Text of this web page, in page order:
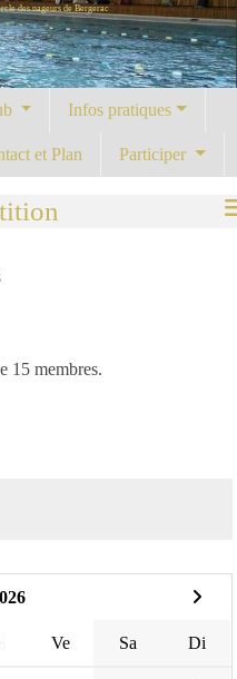
des nageurs de Bergerac
Infos pratiques
et Plan Participer
15 membres.
Ve Sa Di